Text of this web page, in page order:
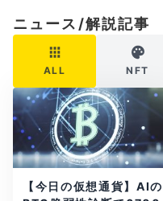
ニュース/解説記事
ALL NFT
【今日の仮想通貨】AIの